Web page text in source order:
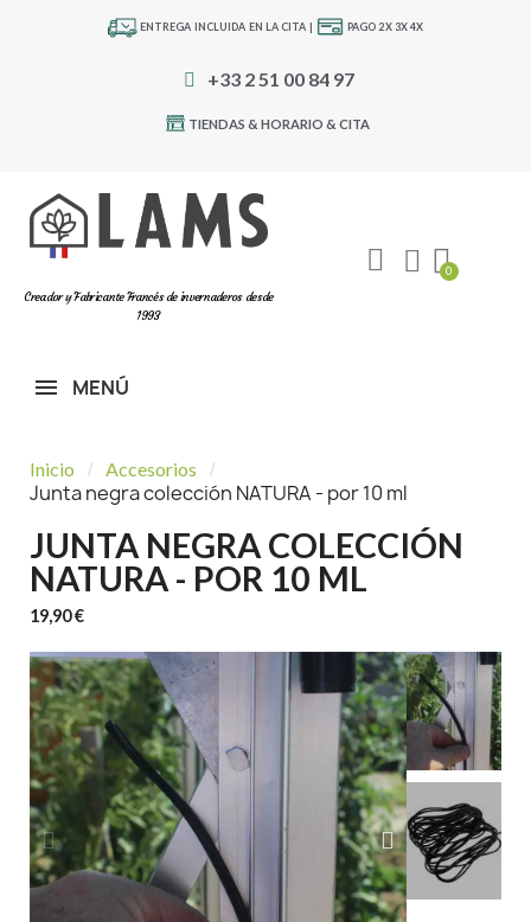
ENTREGA INCLUIDA EN LA CITA | PAGO 2X 3X 4X
+33 2 51 00 84 97
TIENDAS & HORARIO & CITA
Creador y Fabricante Francés de invernaderos desde
1993
MENÚ
Inicio Accesorios
Junta negra colección NATURA - por 10 ml
JUNTA NEGRA COLECCIÓN
NATURA - POR 10 ML
19,90 €